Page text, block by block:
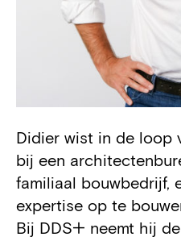
Biography
Didier wist in de loop
bij een
familiaal bouwbedrijf,
expertise op te
Bij DDS+ neemt hij